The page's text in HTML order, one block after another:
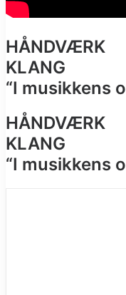
KLANG
“I musikkens
KLANG
“I musikkens